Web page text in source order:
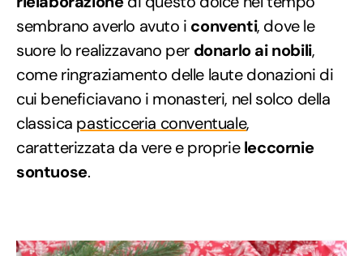
sembrano averlo avuto i conventi, dove le
suore lo realizzavano per donarlo ai nobili,
come ringraziamento delle laute donazioni di
cui beneficiavano i monasteri, nel solco della
classica pasticceria conventuale,
caratterizzata da vere e proprieleccornie
sontuose.